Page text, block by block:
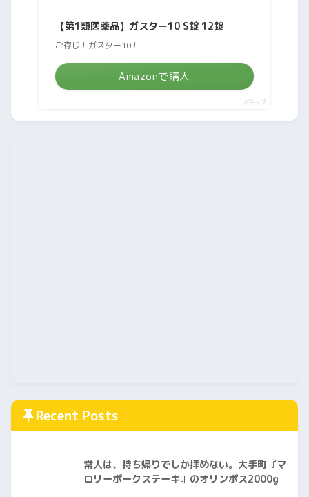
【第1類医薬品】ガスター10 S錠 12錠
ご存じ！ガスター10！
Amazonで購入
ポチップ
Recent Posts
常人は、持ち帰りでしか拝めない。大手町『マ
ロリーポークステーキ』のオリンポス2000g